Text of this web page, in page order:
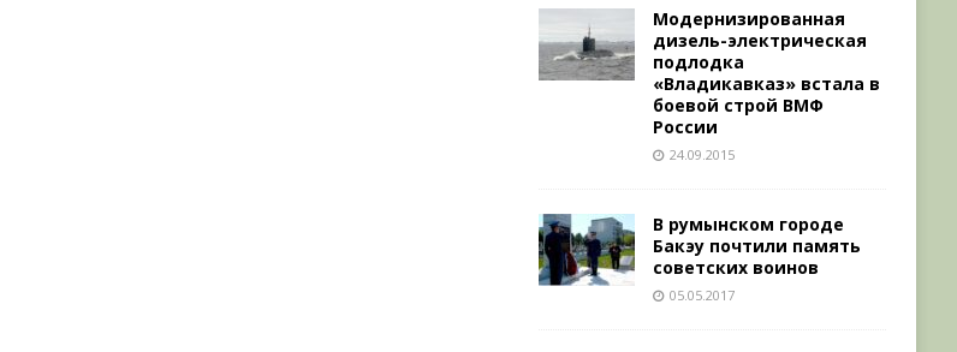
Модернизированная
дизель-электрическая
подлодка
«Владикавказ» встала в
боевой строй ВМФ
России
24.09.2015
В румынском городе
Бакэу почтили память
советских воинов
05.05.2017